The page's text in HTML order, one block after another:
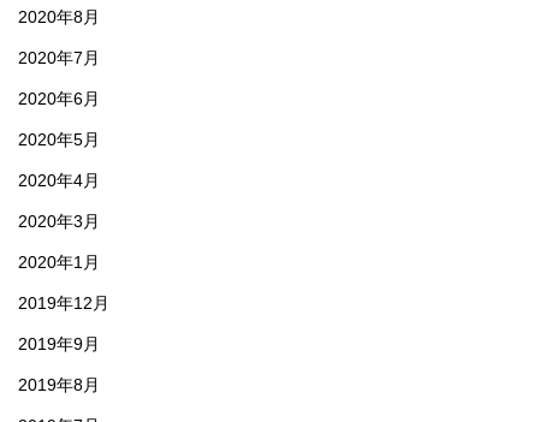
2020年8月
2020年7月
2020年6月
2020年5月
2020年4月
2020年3月
2020年1月
2019年12月
2019年9月
2019年8月